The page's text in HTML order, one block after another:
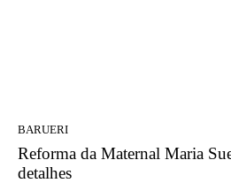
BARUERI
Reforma da Maternal Maria
detalhes